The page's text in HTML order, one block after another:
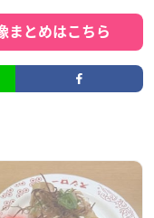
まとめはこちら